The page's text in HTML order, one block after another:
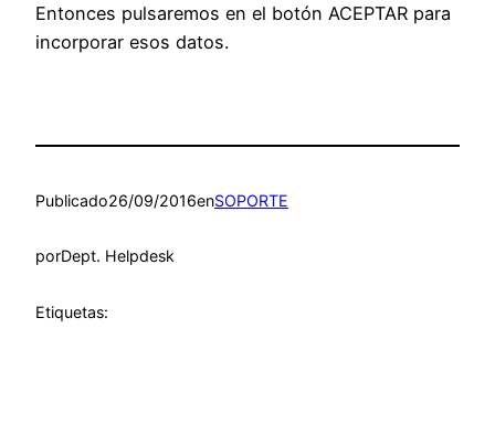
Entonces pulsaremos en el botón ACEPTAR para
incorporar esos datos.
Publicado26/09/2016enSOPORTE
porDept. Helpdesk
Etiquetas: